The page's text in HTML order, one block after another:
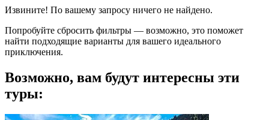
Извините! По вашему запросу ничего не найдено.
Попробуйте сбросить фильтры — возможно, это поможет
найти подходящие варианты для вашего идеального
приключения.
Возможно, вам будут интересны эти
туры: